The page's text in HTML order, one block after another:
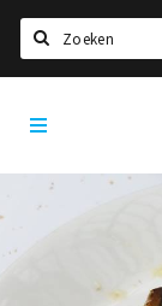
Home
Agenda
Nieuws,